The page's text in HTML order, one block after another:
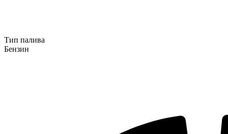
Тип палива
Бензин